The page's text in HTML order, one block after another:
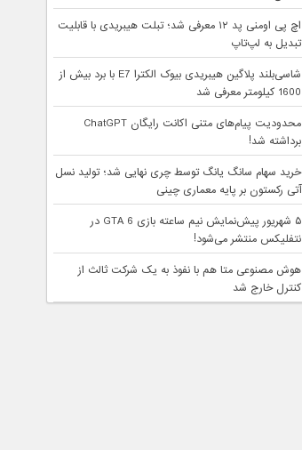
اچ پی اومنی پد ۱۲ معرفی شد؛ تبلت هیبریدی با قابلیت
تبدیل به لپ‌تاپ
شاسی‌بلند پلاگین هیبریدی بیوک الکترا E7 با برد بیش از
1600 کیلومتر معرفی شد
محدودیت پیام‌های متنی اکانت رایگان ChatGPT
برداشته شد!
خرید سهام سانگ‌ یانگ توسط چری نهایی شد؛ تولید نسل
آتی رکستون بر پایه معماری چینی
۵ شهریور پیش‌نمایش نیم ساعته بازی GTA 6 در
نتفلیکس منتشر می‌شود!
هوش مصنوعی متا هم با نفوذ به یک شرکت ثالث از
کنترل خارج شد